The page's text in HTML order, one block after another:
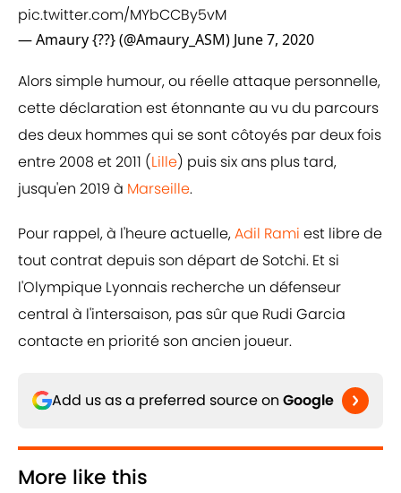
pic.twitter.com/MYbCCBy5vM
— Amaury {??} (@Amaury_ASM) June 7, 2020
Alors simple humour, ou réelle attaque personnelle,
cette déclaration est étonnante au vu du parcours
des deux hommes qui se sont côtoyés par deux fois
entre 2008 et 2011 (Lille) puis six ans plus tard,
jusqu'en 2019 à Marseille.
Pour rappel, à l'heure actuelle,Adil Rami est libre de
tout contrat depuis son départ de Sotchi. Et si
l'Olympique Lyonnais recherche un défenseur
central à l'intersaison, pas sûr que Rudi Garcia
contacte en priorité son ancien joueur.
Add us as a preferred source on Google
More like this